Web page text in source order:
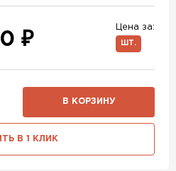
Цена за:
ШТ.
₽
В КОРЗИНУ
В 1 КЛИК